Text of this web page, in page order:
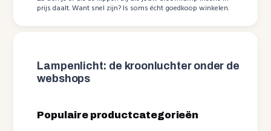
prijs daalt. Want snel zijn? Is soms écht goedkoop winkelen.
Lampenlicht: de kroonluchter onder de
webshops
Populaire productcategorieën